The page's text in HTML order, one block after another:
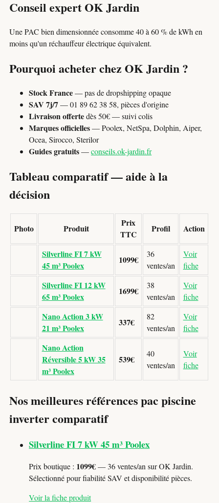
Conseil expert OK Jardin
Une PAC bien dimensionnée consomme 40 à 60 % de kWh en
moins qu'un réchauffeur électrique équivalent.
Pourquoi acheter chez OK Jardin ?
Stock France— pas de dropshipping opaque
SAV 7j/7— 01 89 62 38 58, pièces d'origine
Livraison offertedès 50€ — suivi colis
Marques officielles— Poolex, NetSpa, Dolphin, Aiper,
Ocea, Sirocco, Sterilor
Guides gratuits—conseils.ok-jardin.fr
Tableau comparatif — aide à la
décision
Photo Produit
Prix
TTC
Profil Action
Silverline FI 7 kW
45 m³ Poolex
1099€
36
ventes/an
Voir
fiche
Silverline FI 12 kW
65 m³ Poolex
1699€
38
ventes/an
Voir
fiche
Nano Action 3 kW
21 m³ Poolex
337€
82
ventes/an
Voir
fiche
Nano Action
Réversible 5 kW 35
m³ Poolex
539€
40
ventes/an
Voir
fiche
Nos meilleures références pac piscine
inverter comparatif
Silverline FI 7 kW 45 m³ Poolex
Prix boutique : 1099€— 36 ventes/an sur OK Jardin.
Sélectionné pour fiabilité SAV et disponibilité pièces.
Voir la fiche produit